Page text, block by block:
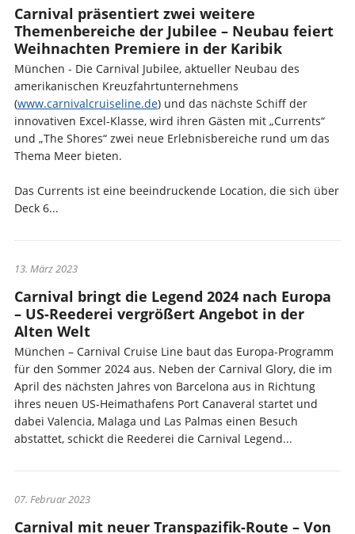
Carnival präsentiert zwei weitere
Themenbereiche der Jubilee – Neubau feiert
Weihnachten Premiere in der Karibik
München - Die Carnival Jubilee, aktueller Neubau des
amerikanischen Kreuzfahrtunternehmens
(www.carnivalcruiseline.de) und das nächste Schiff der
innovativen Excel-Klasse, wird ihren Gästen mit „Currents“
und „The Shores“ zwei neue Erlebnisbereiche rund um das
Thema Meer bieten.
Das Currents ist eine beeindruckende Location, die sich über
Deck 6...
13. März 2023
Carnival bringt die Legend 2024 nach Europa
– US-Reederei vergrößert Angebot in der
Alten Welt
München – Carnival Cruise Line baut das Europa-Programm
für den Sommer 2024 aus. Neben der Carnival Glory, die im
April des nächsten Jahres von Barcelona aus in Richtung
ihres neuen US-Heimathafens Port Canaveral startet und
dabei Valencia, Malaga und Las Palmas einen Besuch
abstattet, schickt die Reederei die Carnival Legend...
07. Februar 2023
Carnival mit neuer Transpazifik-Route – Von